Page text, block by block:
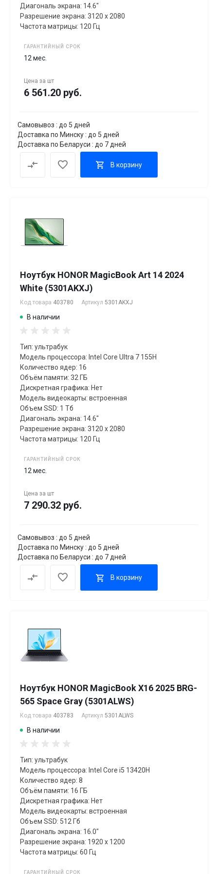
Диагональ экрана: 14.6"
Разрешение экрана: 3120 x 2080
Частота матрицы: 120 Гц
ГАРАНТИЙНЫЙ СРОК
12 мес.
Цена за шт
6 561.20 руб.
Самовывоз : до 5 дней
Доставка по Минску : до 5 дней
Доставка по Беларуси : до 7 дней
В корзину
Ноутбук HONOR MagicBook Art 14 2024
White (5301AKXJ)
Код товара 403780 Артикул 5301AKXJ
В наличии
Тип: ультрабук
Модель процессора: Intel Core Ultra 7 155H
Количество ядер: 16
Объём памяти: 32 ГБ
Дискретная графика: Нет
Модель видеокарты: встроенная
Объем SSD: 1 Тб
Диагональ экрана: 14.6"
Разрешение экрана: 3120 x 2080
Частота матрицы: 120 Гц
ГАРАНТИЙНЫЙ СРОК
12 мес.
Цена за шт
7 290.32 руб.
Самовывоз : до 5 дней
Доставка по Минску : до 5 дней
Доставка по Беларуси : до 7 дней
В корзину
Ноутбук HONOR MagicBook X16 2025 BRG-
565 Space Gray (5301ALWS)
Код товара 403783 Артикул 5301ALWS
В наличии
Тип: ультрабук
Модель процессора: Intel Core i5 13420H
Количество ядер: 8
Объём памяти: 16 ГБ
Дискретная графика: Нет
Модель видеокарты: встроенная
Объем SSD: 512 Гб
Диагональ экрана: 16.0"
Разрешение экрана: 1920 x 1200
Частота матрицы: 60 Гц
ГАРАНТИЙНЫЙ СРОК